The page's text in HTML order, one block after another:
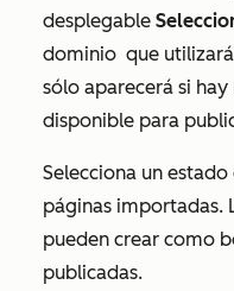
desplegable
dominio que
sólo aparecerá si
disponible para
Selecciona un estado
páginas importadas.
pueden crear como
publicadas.